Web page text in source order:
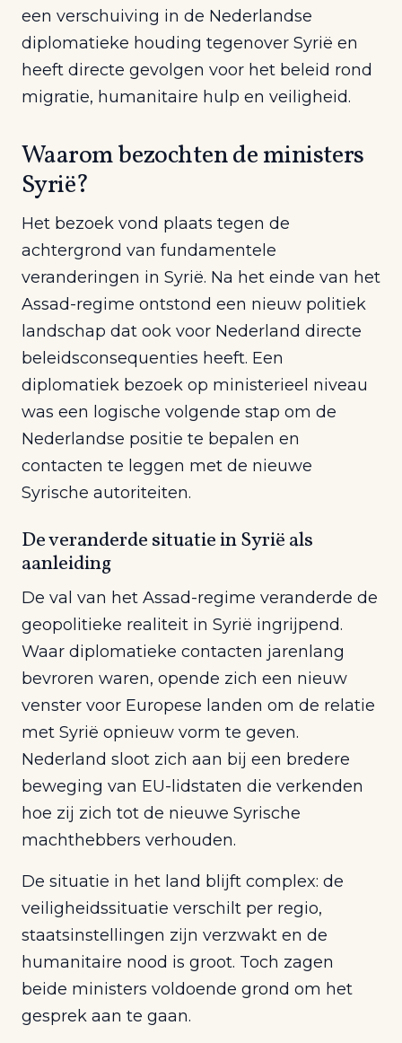
een verschuiving in de Nederlandse
diplomatieke houding tegenover Syrië en
heeft directe gevolgen voor het beleid rond
migratie, humanitaire hulp en veiligheid.
Waarom bezochten de ministers
Syrië?
Het bezoek vond plaats tegen de
achtergrond van fundamentele
veranderingen in Syrië. Na het einde van het
Assad-regime ontstond een nieuw politiek
landschap dat ook voor Nederland directe
beleidsconsequenties heeft. Een
diplomatiek bezoek op ministerieel niveau
was een logische volgende stap om de
Nederlandse positie te bepalen en
contacten te leggen met de nieuwe
Syrische autoriteiten.
De veranderde situatie in Syrië als
aanleiding
De val van het Assad-regime veranderde de
geopolitieke realiteit in Syrië ingrijpend.
Waar diplomatieke contacten jarenlang
bevroren waren, opende zich een nieuw
venster voor Europese landen om de relatie
met Syrië opnieuw vorm te geven.
Nederland sloot zich aan bij een bredere
beweging van EU-lidstaten die verkenden
hoe zij zich tot de nieuwe Syrische
machthebbers verhouden.
De situatie in het land blijft complex: de
veiligheidssituatie verschilt per regio,
staatsinstellingen zijn verzwakt en de
humanitaire nood is groot. Toch zagen
beide ministers voldoende grond om het
gesprek aan te gaan.